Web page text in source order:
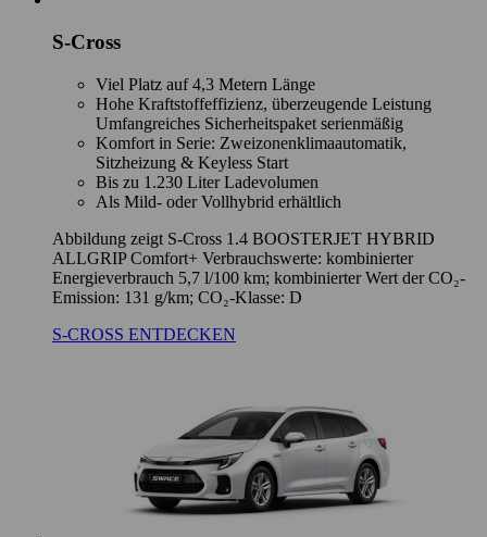
S-Cross
Viel Platz auf 4,3 Metern Länge
Hohe Kraftstoffeffizienz, überzeugende Leistung
Umfangreiches Sicherheitspaket serienmäßig
Komfort in Serie: Zweizonenklimaautomatik,
Sitzheizung & Keyless Start
Bis zu 1.230 Liter Ladevolumen
Als Mild- oder Vollhybrid erhältlich
Abbildung zeigt S-Cross 1.4 BOOSTERJET HYBRID
ALLGRIP Comfort+ Verbrauchswerte: kombinierter
Energieverbrauch 5,7 l/100 km; kombinierter Wert der CO₂-
Emission: 131 g/km; CO₂-Klasse: D
S-CROSS ENTDECKEN